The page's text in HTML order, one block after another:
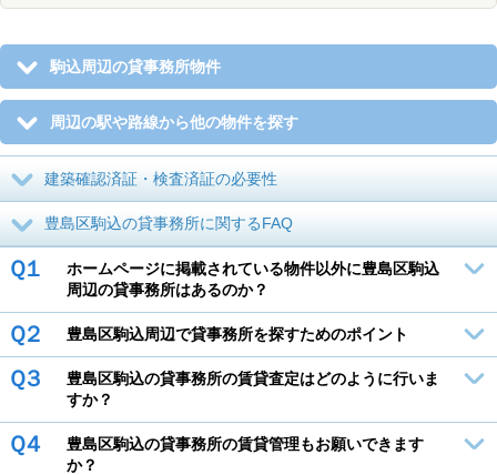
駒込周辺の貸事務所物件
周辺の駅や路線から他の物件を探す
建築確認済証・検査済証の必要性
豊島区駒込の貸事務所に関するFAQ
Ｑ１
ホームページに掲載されている物件以外に豊島区駒込
周辺の貸事務所はあるのか？
Ｑ２ 豊島区駒込周辺で貸事務所を探すためのポイント
Ｑ３
豊島区駒込の貸事務所の賃貸査定はどのように行いま
すか？
Ｑ４
豊島区駒込の貸事務所の賃貸管理もお願いできます
か？